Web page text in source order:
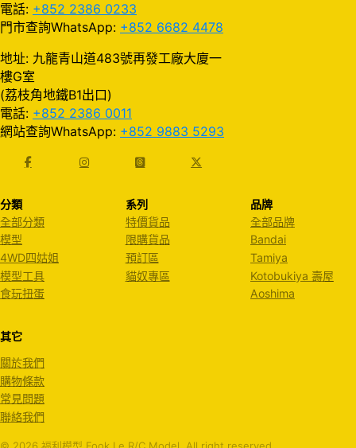
電話: +852 2386 0233
門市查詢WhatsApp: +852 6682 4478
地址: 九龍青山道483號再發工廠大廈一
樓G室
(荔枝角地鐵B1出口)
電話: +852 2386 0011
網站查詢WhatsApp: +852 9883 5293
分類
全部分類
模型
4WD四姑姐
模型工具
食玩扭蛋
系列
特價貨品
限購貨品
預訂區
貓奴專區
品牌
全部品牌
Bandai
Tamiya
Kotobukiya 壽屋
Aoshima
其它
關於我們
購物條款
常見問題
聯絡我們